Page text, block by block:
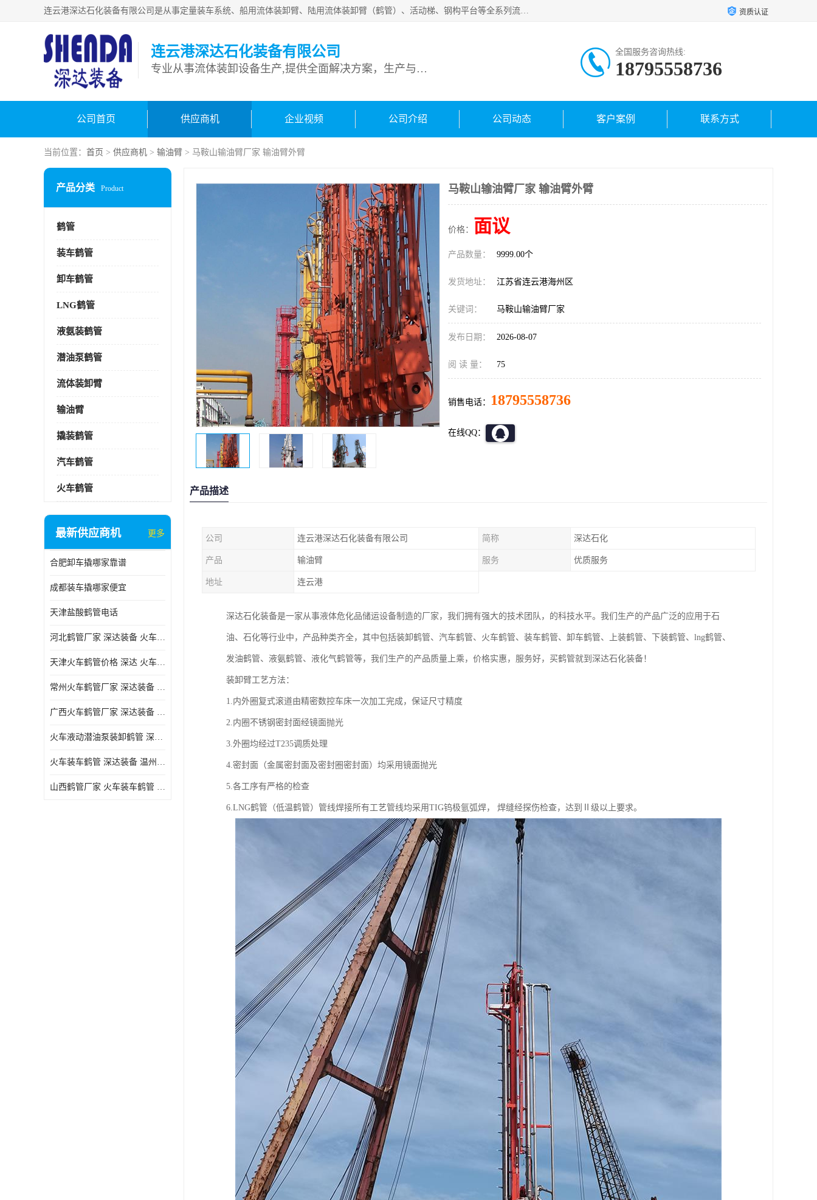
连云港深达石化装备有限公司是从事定量装车系统、船用流体装卸臂、陆用流体装卸臂（鹤管）、活动梯、钢构平台等全系列流体装卸设备的设计、制造、销售以及服务的专业供应商。公司始终以客户为中心，密切跟踪国内外油气储运及装卸设备先进技术的发展，以先进的技术、优质的产品、一流的服务，满足客户需求。 资质认证
连云港深达石化装备有限公司
专业从事流体装卸设备生产,提供全面解决方案，生产与定制服务
全国服务咨询热线:
18795558736
公司首页 供应商机 企业视频 公司介绍 公司动态 客户案例 联系方式
当前位置： 首页 > 供应商机 > 输油臂 > 马鞍山输油臂厂家 输油臂外臂
产品分类 Product
鹤管
装车鹤管
卸车鹤管
LNG鹤管
液氨装鹤管
潜油泵鹤管
流体装卸臂
输油臂
撬装鹤管
汽车鹤管
火车鹤管
最新供应商机 更多
合肥卸车撬哪家靠谱
成都装车撬哪家便宜
天津盐酸鹤管电话
河北鹤管厂家 深达装备 火车液动潜油泵装卸鹤管
天津火车鹤管价格 深达 火车鹤管系列
常州火车鹤管厂家 深达装备 火车鹤管系列
广西火车鹤管厂家 深达装备 火车鹤管系列
火车液动潜油泵装卸鹤管 深达装备 安徽火车鹤管厂家
火车装车鹤管 深达装备 温州鹤管价格
山西鹤管厂家 火车装车鹤管 深达
马鞍山输油臂厂家 输油臂外臂
价格： 面议
产品数量： 9999.00个
发货地址： 江苏省连云港海州区
关键词： 马鞍山输油臂厂家
发布日期： 2026-08-07
阅 读 量： 75
销售电话： 18795558736
在线QQ：
产品描述
公司 连云港深达石化装备有限公司 简称 深达石化
产品 输油臂 服务 优质服务
地址 连云港
深达石化装备是一家从事液体危化品储运设备制造的厂家，我们拥有强大的技术团队，的科技水平。我们生产的产品广泛的应用于石
油、石化等行业中，产品种类齐全，其中包括装卸鹤管、汽车鹤管、火车鹤管、装车鹤管、卸车鹤管、上装鹤管、下装鹤管、lng鹤管、
发油鹤管、液氨鹤管、液化气鹤管等，我们生产的产品质量上乘，价格实惠，服务好，买鹤管就到深达石化装备！
装卸臂工艺方法：
1.内外圈复式滚道由精密数控车床一次加工完成，保证尺寸精度
2.内圈不锈钢密封面经镜面抛光
3.外圈均经过T235调质处理
4.密封面（金属密封面及密封圈密封面）均采用镜面抛光
5.各工序有严格的检查
6.LNG鹤管（低温鹤管）管线焊接所有工艺管线均采用TIG钨极氩弧焊， 焊缝经探伤检查，达到Ⅱ级以上要求。